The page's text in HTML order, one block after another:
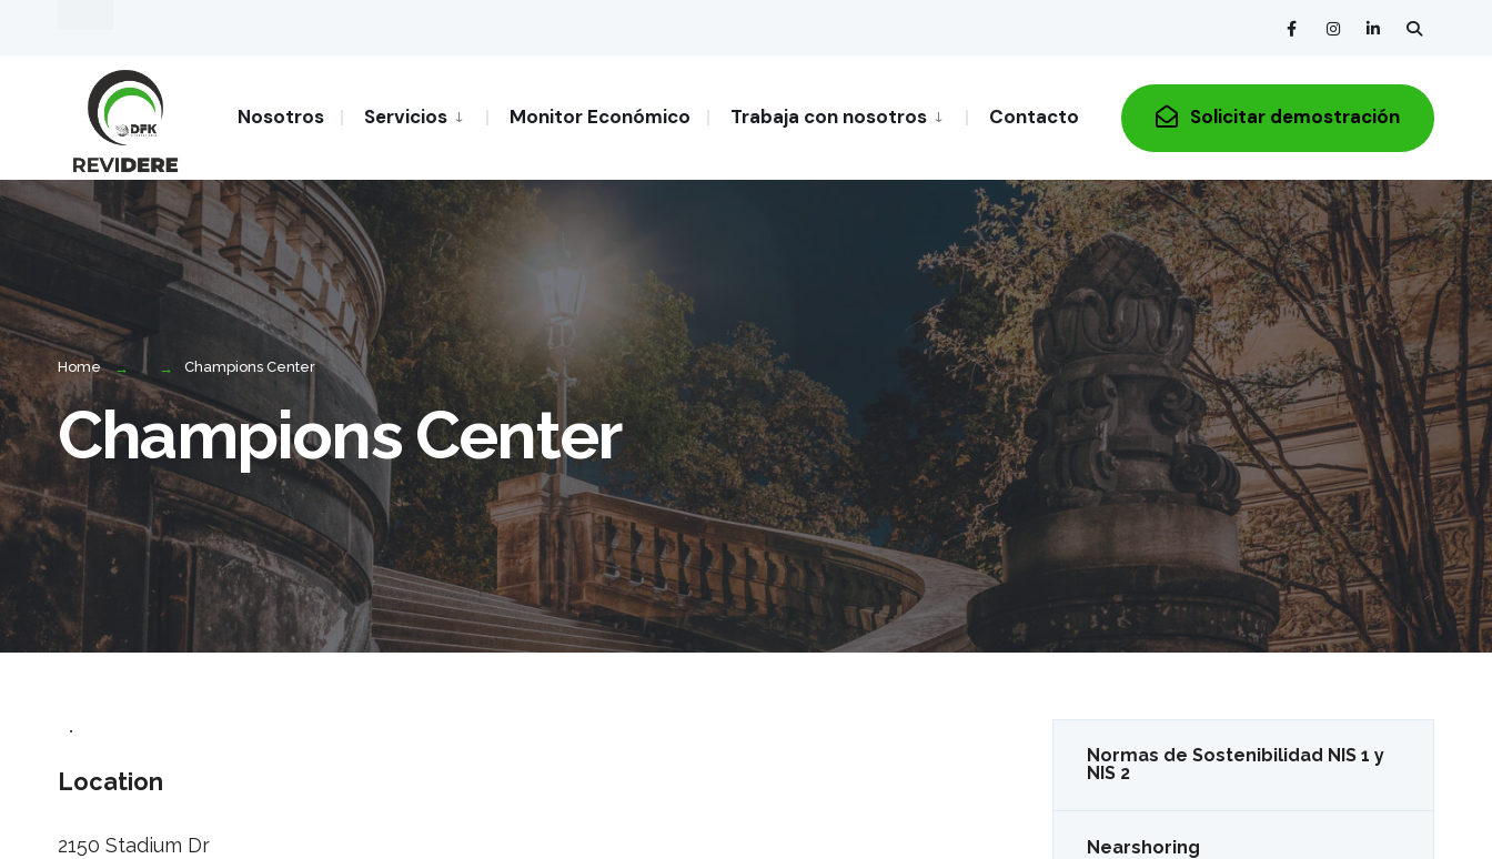
Nosotros Servicios Monitor Económico Trabaja con nosotros Contacto Solicitar demostración
Home Champions Center
Champions Center
•
Location
2150 Stadium Dr
Normas de Sostenibilidad NIS 1 y
NIS 2
Nearshoring